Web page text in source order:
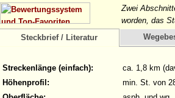
Zwei
worden, das
Steckbrief / Literatur
Streckenlänge (einfach):
ca. 1,8 km
Höhenprofil:
min. St. von